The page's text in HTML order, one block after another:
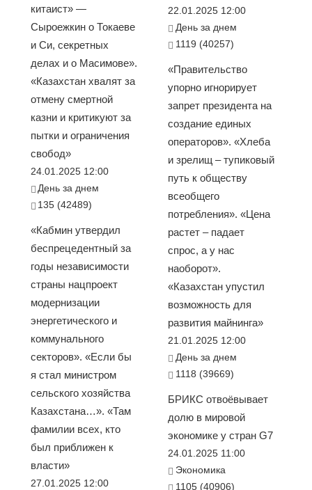
китаист» —
Сыроежкин о Токаеве
и Си, секретных
делах и о Масимове».
«Казахстан хвалят за
отмену смертной
казни и критикуют за
пытки и ограничения
свобод»
24.01.2025 12:00
День за днем
135 (42489)
«Кабмин утвердил
беспрецедентный за
годы независимости
страны нацпроект
модернизации
энергетического и
коммунального
секторов». «Если бы
я стал министром
сельского хозяйства
Казахстана…». «Там
фамилии всех, кто
был приближен к
власти»
27.01.2025 12:00
22.01.2025 12:00
День за днем
1119 (40257)
«Правительство
упорно игнорирует
запрет президента на
создание единых
операторов». «Хлеба
и зрелищ – тупиковый
путь к обществу
всеобщего
потребления». «Цена
растет – падает
спрос, а у нас
наоборот».
«Казахстан упустил
возможность для
развития майнинга»
21.01.2025 12:00
День за днем
1118 (39669)
БРИКС отвоёвывает
долю в мировой
экономике у стран G7
24.01.2025 11:00
Экономика
1105 (40906)